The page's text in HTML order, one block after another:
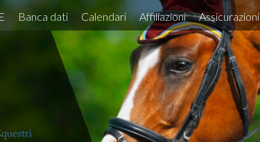
Banca dati Calendari Affiliazioni Assicurazioni